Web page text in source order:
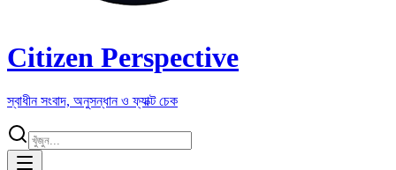
Citizen Perspective
স্বাধীন সংবাদ, অনুসন্ধান ও ফ্যাক্ট চেক